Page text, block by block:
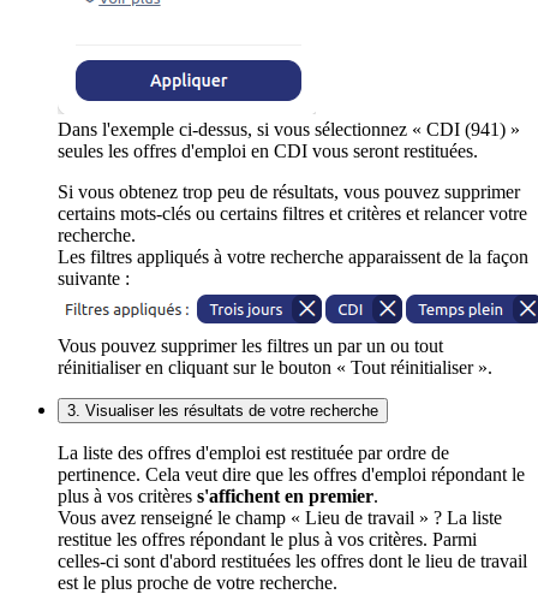
Dans l'exemple ci-dessus, si vous sélectionnez « CDI (941) »
seules les offres d'emploi en CDI vous seront restituées.
Si vous obtenez trop peu de résultats, vous pouvez supprimer
certains mots-clés ou certains filtres et critères et relancer votre
recherche.
Les filtres appliqués à votre recherche apparaissent de la façon
suivante :
Vous pouvez supprimer les filtres un par un ou tout
réinitialiser en cliquant sur le bouton « Tout réinitialiser ».
3. Visualiser les résultats de votre recherche
La liste des offres d'emploi est restituée par ordre de
pertinence. Cela veut dire que les offres d'emploi répondant le
plus à vos critères s'affichent en premier.
Vous avez renseigné le champ « Lieu de travail » ? La liste
restitue les offres répondant le plus à vos critères. Parmi
celles-ci sont d'abord restituées les offres dont le lieu de travail
est le plus proche de votre recherche.